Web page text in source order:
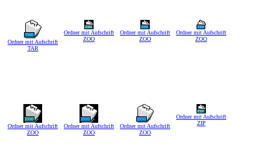
Ordner mit Aufschrift
TAR
Ordner mit Aufschrift
ZOO
Ordner mit Aufschrift
ZOO
Ordner mit Aufschrift
ZOO
Ordner mit Aufschrift
ZOO
Ordner mit Aufschrift
ZOO
Ordner mit Aufschrift
ZOO
Ordner mit Aufschrift
ZIP